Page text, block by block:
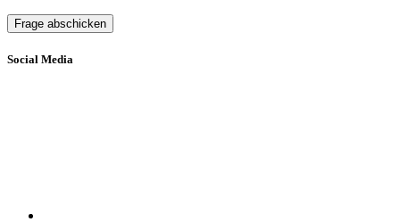
Frage abschicken
Social Media